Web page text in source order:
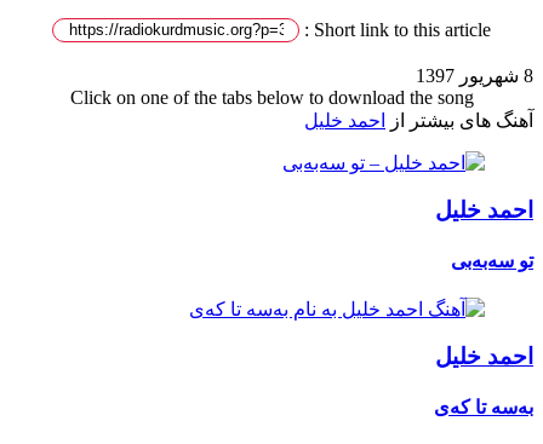
Short link to this article :
8 شهریور 1397
Click on one of the tabs below to download the song
آهنگ های بیشتر از
احمد خلیل
احمد خلیل
تو سەبەبی
احمد خلیل
بەسە تا کەی